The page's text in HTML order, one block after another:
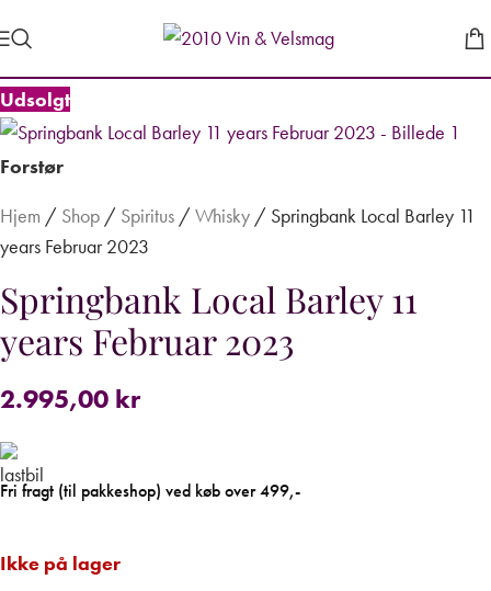
Udsolgt
Forstør
Hjem / Shop / Spiritus / Whisky / Springbank Local Barley 11
years Februar 2023
Springbank Local Barley 11
years Februar 2023
2.995,00 kr
Fri fragt (til pakkeshop) ved køb over 499,-
Ikke på lager